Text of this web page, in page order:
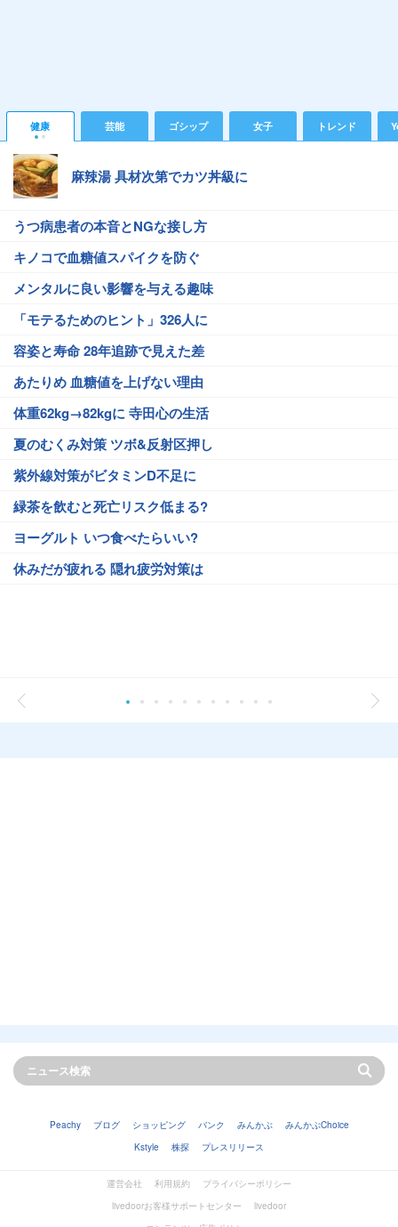
健康 芸能 ゴシップ 女子 トレンド
麻辣湯 具材次第でカツ丼級に
うつ病患者の本音とNGな接し方
キノコで血糖値スパイクを防ぐ
メンタルに良い影響を与える趣味
「モテるためのヒント」326人に
容姿と寿命 28年追跡で見えた差
あたりめ 血糖値を上げない理由
体重62kg→82kgに 寺田心の生活
夏のむくみ対策 ツボ&反射区押し
紫外線対策がビタミンD不足に
緑茶を飲むと死亡リスク低まる?
ヨーグルト いつ食べたらいい?
休みだが疲れる 隠れ疲労対策は
Peachy ブログ ショッピング バンク みんかぶ
みんかぶChoice
Kstyle
株探 プレスリリース
運営会社 利用規約
プライバシーポリシー
livedoorお客様サポートセンター
livedoor